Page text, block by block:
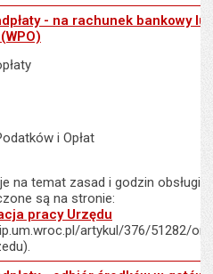
- na rachunek bankowy lub adres
- na rachunek bankowy
i Opłat
na temat zasad i godzin obsługi
są na stronie:
pracy Urzędu
artykul/376/51282/
- odbiór środków w gotówce